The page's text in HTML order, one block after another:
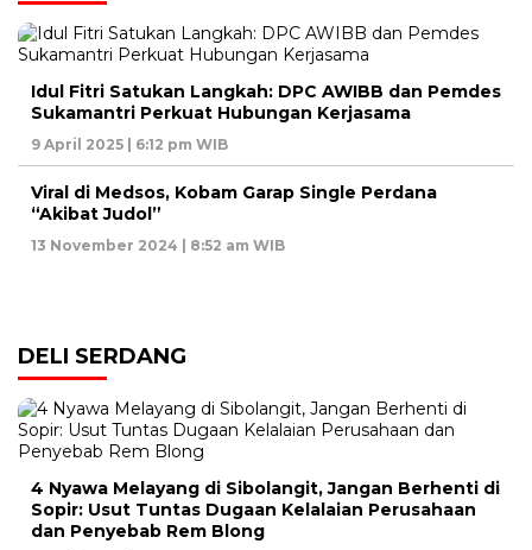
Idul Fitri Satukan Langkah: DPC AWIBB dan Pemdes
Sukamantri Perkuat Hubungan Kerjasama
9 April 2025 | 6:12 pm WIB
Viral di Medsos, Kobam Garap Single Perdana
“Akibat Judol”
13 November 2024 | 8:52 am WIB
DELI SERDANG
4 Nyawa Melayang di Sibolangit, Jangan Berhenti di
Sopir: Usut Tuntas Dugaan Kelalaian Perusahaan
dan Penyebab Rem Blong